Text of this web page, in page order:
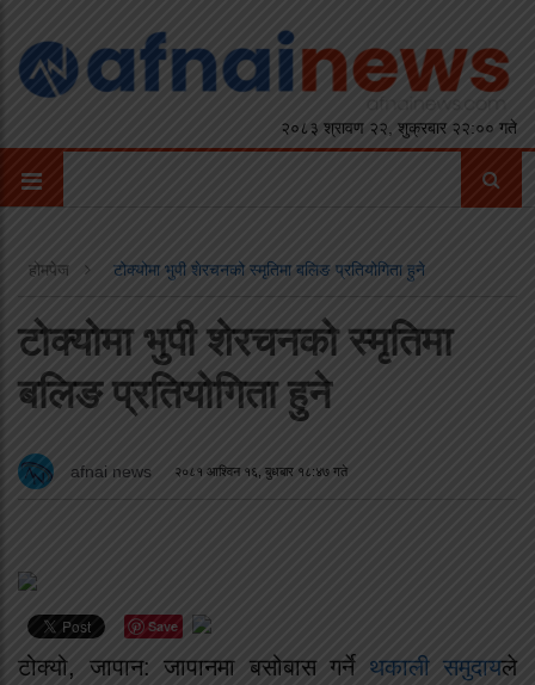
२०८३ श्रावण २२, शुक्रबार २२:०० गते
होमपेज टोक्योमा भुपी शेरचनको स्मृतिमा बलिङ प्रतियोगिता हुने
टोक्योमा भुपी शेरचनको स्मृतिमा
बलिङ प्रतियोगिता हुने
afnai news २०८१ आश्विन १६, बुधबार १८:४७ गते
Save
टोक्यो, जापान: जापानमा बसोबास गर्ने थकाली समुदायले